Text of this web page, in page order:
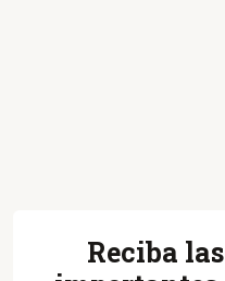
Reciba